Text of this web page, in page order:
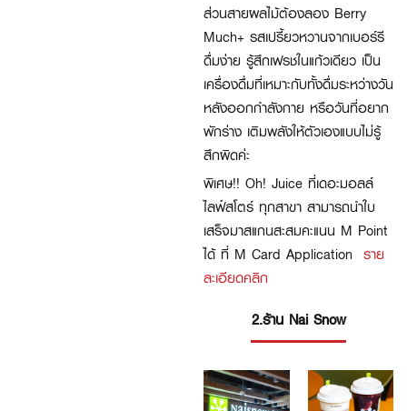
ส่วนสายผลไม้ต้องลอง Berry
Much+ รสเปรี้ยวหวานจากเบอร์รี
ดื่มง่าย รู้สึกเฟรชในแก้วเดียว เป็น
เครื่องดื่มที่เหมาะกับทั้งดื่มระหว่างวัน
หลังออกกำลังกาย หรือวันที่อยาก
พักร่าง เติมพลังให้ตัวเองแบบไม่รู้
สึกผิดค่ะ
พิเศษ!! Oh! Juice ที่เดอะมอลล์
ไลฟ์สโตร์ ทุกสาขา สามารถนำใบ
เสร็จมาสแกนสะสมคะแนน M Point
ได้ ที่ M Card Application ราย
ละเอียดคลิก
2.ร้าน Nai Snow